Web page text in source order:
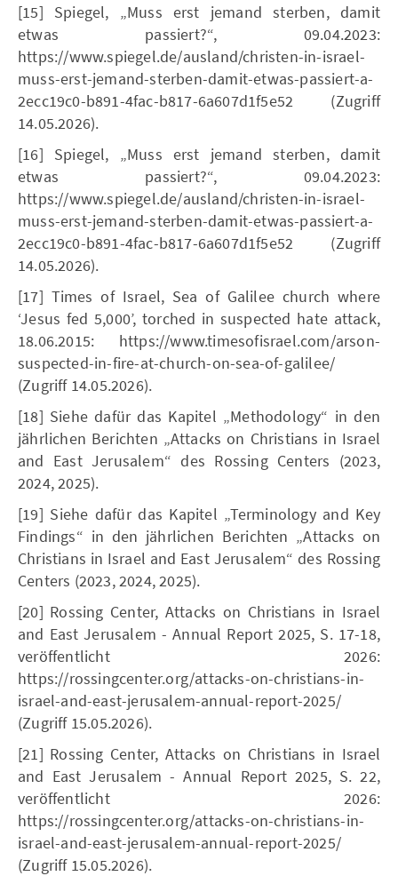
[15] Spiegel, „Muss erst jemand sterben, damit
etwas passiert?“, 09.04.2023:
https://www.spiegel.de/ausland/christen-in-israel-
muss-erst-jemand-sterben-damit-etwas-passiert-a-
2ecc19c0-b891-4fac-b817-6a607d1f5e52 (Zugriff
14.05.2026).
[16] Spiegel, „Muss erst jemand sterben, damit
etwas passiert?“, 09.04.2023:
https://www.spiegel.de/ausland/christen-in-israel-
muss-erst-jemand-sterben-damit-etwas-passiert-a-
2ecc19c0-b891-4fac-b817-6a607d1f5e52 (Zugriff
14.05.2026).
[17] Times of Israel, Sea of Galilee church where
‘Jesus fed 5,000’, torched in suspected hate attack,
18.06.2015: https://www.timesofisrael.com/arson-
suspected-in-fire-at-church-on-sea-of-galilee/
(Zugriff 14.05.2026).
[18] Siehe dafür das Kapitel „Methodology“ in den
jährlichen Berichten „Attacks on Christians in Israel
and East Jerusalem“ des Rossing Centers (2023,
2024, 2025).
[19] Siehe dafür das Kapitel „Terminology and Key
Findings“ in den jährlichen Berichten „Attacks on
Christians in Israel and East Jerusalem“ des Rossing
Centers (2023, 2024, 2025).
[20] Rossing Center, Attacks on Christians in Israel
and East Jerusalem - Annual Report 2025, S. 17-18,
veröffentlicht 2026:
https://rossingcenter.org/attacks-on-christians-in-
israel-and-east-jerusalem-annual-report-2025/
(Zugriff 15.05.2026).
[21] Rossing Center, Attacks on Christians in Israel
and East Jerusalem - Annual Report 2025, S. 22,
veröffentlicht 2026:
https://rossingcenter.org/attacks-on-christians-in-
israel-and-east-jerusalem-annual-report-2025/
(Zugriff 15.05.2026).